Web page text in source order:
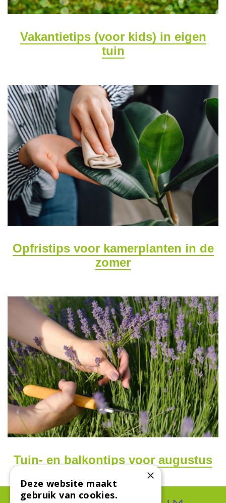
Vakantietips (voor kids) in eigen
tuin
Opfristips voor kamerplanten in de
zomer
Tuin- en balkontips voor augustus
×
Deze website maakt
gebruik van cookies.